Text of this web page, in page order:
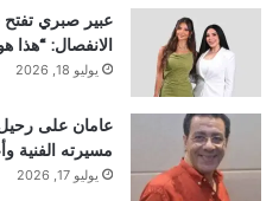
عبير صبري
الانفصال:
يوليو 18, 2026
عامان على
مسيرته الفنية
يوليو 17, 2026